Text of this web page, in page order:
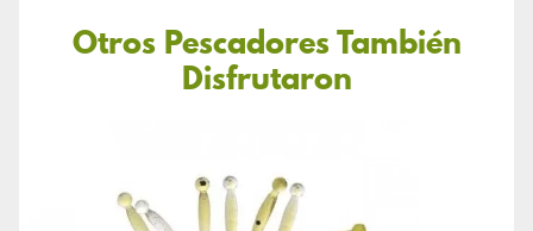
Otros Pescadores También
Disfrutaron